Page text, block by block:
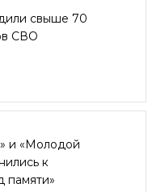
свыше 70
СВО
и «Молодой
к
памяти»